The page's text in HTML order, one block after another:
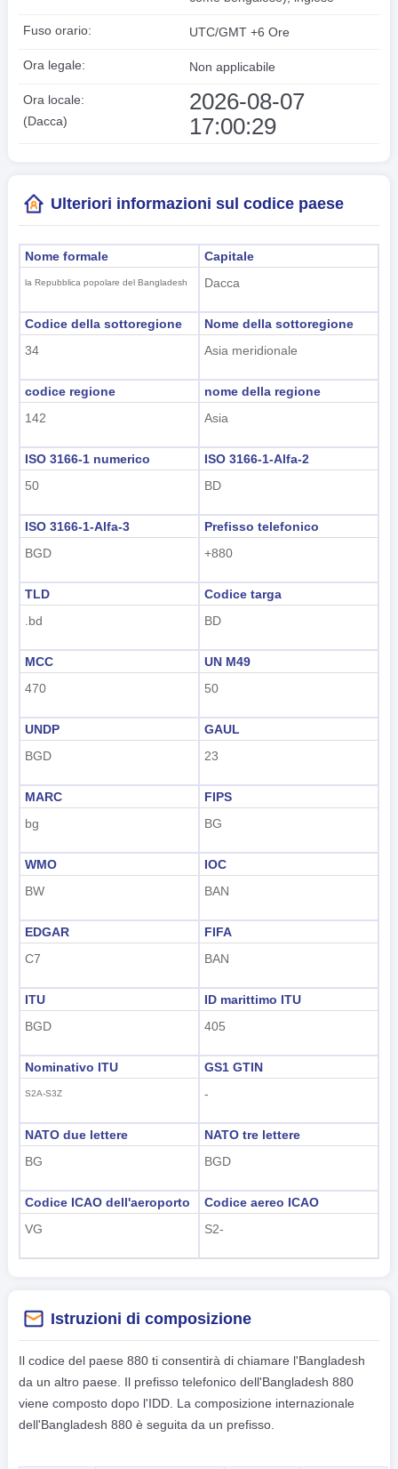
Fuso orario: UTC/GMT +6 Ore
Ora legale: Non applicabile
Ora locale:
(Dacca)
2026-08-07
17:00:30
Ulteriori informazioni sul codice paese
Nome formale
la Repubblica popolare del Bangladesh
Capitale
Dacca
Codice della sottoregione
34
Nome della sottoregione
Asia meridionale
codice regione
142
nome della regione
Asia
ISO 3166-1 numerico
50
ISO 3166-1-Alfa-2
BD
ISO 3166-1-Alfa-3
BGD
Prefisso telefonico
+880
TLD
.bd
Codice targa
BD
MCC
470
UN M49
50
UNDP
BGD
GAUL
23
MARC
bg
FIPS
BG
WMO
BW
IOC
BAN
EDGAR
C7
FIFA
BAN
ITU
BGD
ID marittimo ITU
405
Nominativo ITU
S2A-S3Z
GS1 GTIN
-
NATO due lettere
BG
NATO tre lettere
BGD
Codice ICAO dell'aeroporto
VG
Codice aereo ICAO
S2-
Istruzioni di composizione
Il codice del paese 880 ti consentirà di chiamare l'Bangladesh
da un altro paese. Il prefisso telefonico dell'Bangladesh 880
viene composto dopo l'IDD. La composizione internazionale
dell'Bangladesh 880 è seguita da un prefisso.